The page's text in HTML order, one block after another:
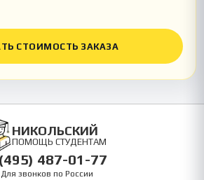
СТОИМОСТЬ ЗАКАЗА
НИКОЛЬСКИЙ
ПОМОЩЬ СТУДЕНТАМ
487-01-77
Для звонков по России